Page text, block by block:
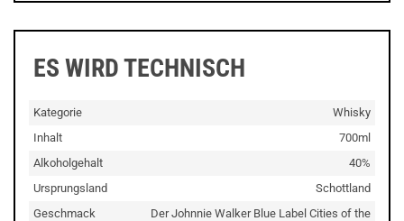
ES WIRD TECHNISCH
Kategorie
Whisky
Inhalt
700ml
Alkoholgehalt
40%
Ursprungsland
Schottland
Geschmack
Der Johnnie Walker Blue Label Cities of the